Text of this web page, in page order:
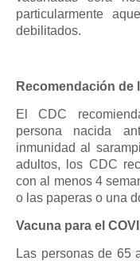
particularmente
debilitados.
Recomendación de
El CDC
persona nacida
inmunidad al
adultos, los CDC
con al menos 4
o las paperas o una
Vacuna para el
Las personas de 65